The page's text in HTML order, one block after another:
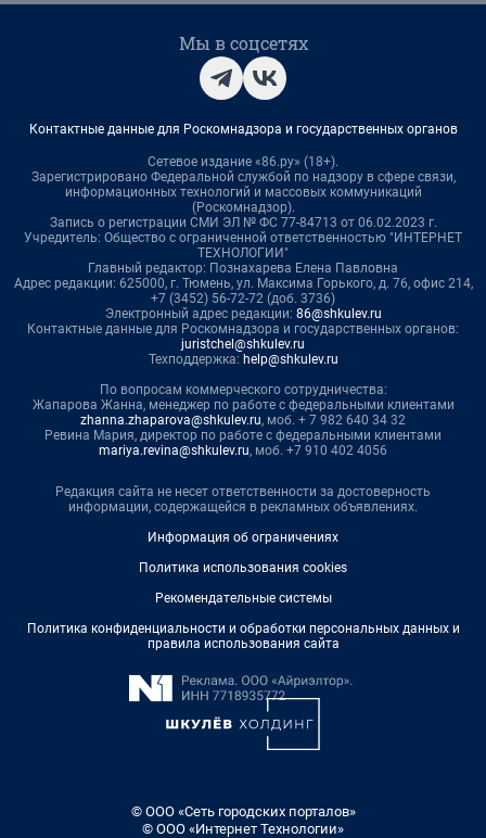
Мы в соцсетях
Контактные данные для Роскомнадзора и государственных органов
Сетевое издание «86.ру» (18+).
Зарегистрировано Федеральной службой по надзору в сфере связи,
информационных технологий и массовых коммуникаций
(Роскомнадзор).
Запись о регистрации СМИ ЭЛ № ФС 77-84713 от 06.02.2023 г.
Учредитель: Общество с ограниченной ответственностью "ИНТЕРНЕТ
ТЕХНОЛОГИИ"
Главный редактор: Познахарева Елена Павловна
Адрес редакции: 625000, г. Тюмень, ул. Максима Горького, д. 76, офис 214,
+7 (3452) 56-72-72 (доб. 3736)
Электронный адрес редакции: 86@shkulev.ru
Контактные данные для Роскомнадзора и государственных органов:
juristchel@shkulev.ru
Техподдержка: help@shkulev.ru
По вопросам коммерческого сотрудничества:
Жапарова Жанна, менеджер по работе с федеральными клиентами
zhanna.zhaparova@shkulev.ru, моб. + 7 982 640 34 32
Ревина Мария, директор по работе с федеральными клиентами
mariya.revina@shkulev.ru, моб. +7 910 402 4056
Редакция сайта не несет ответственности за достоверность
информации, содержащейся в рекламных объявлениях.
Информация об ограничениях
Политика использования cookies
Рекомендательные системы
Политика конфиденциальности и обработки персональных данных и
правила использования сайта
© ООО «Сеть городских порталов»
© ООО «Интернет Технологии»